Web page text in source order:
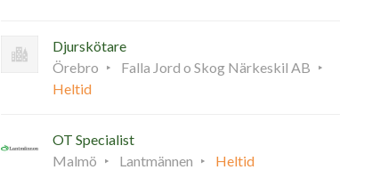
Djurskötare
Örebro
Falla Jord o Skog Närkeskil AB
Heltid
OT Specialist
Malmö
Lantmännen Heltid